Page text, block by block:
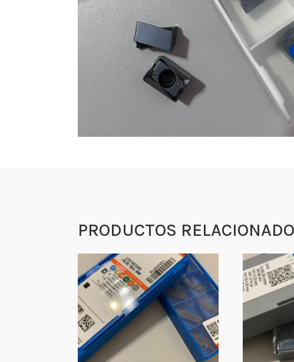
PRODUCTOS